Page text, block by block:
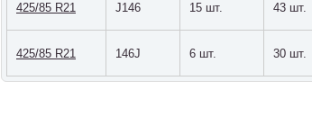
425/85 R21 J146 15 шт. 43 шт.
425/85 R21 146J 6 шт. 30 шт.